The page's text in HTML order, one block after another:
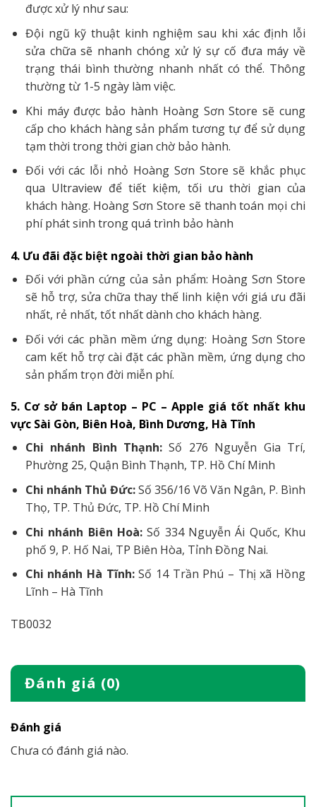
được xử lý như sau:
Đội ngũ kỹ thuật kinh nghiệm sau khi xác định lỗi
sửa chữa sẽ nhanh chóng xử lý sự cố đưa máy về
trạng thái bình thường nhanh nhất có thể. Thông
thường từ 1-5 ngày làm việc.
Khi máy được bảo hành Hoàng Sơn Store sẽ cung
cấp cho khách hàng sản phẩm tương tự để sử dụng
tạm thời trong thời gian chờ bảo hành.
Đối với các lỗi nhỏ Hoàng Sơn Store sẽ khắc phục
qua Ultraview để tiết kiệm, tối ưu thời gian của
khách hàng. Hoàng Sơn Store sẽ thanh toán mọi chi
phí phát sinh trong quá trình bảo hành
4. Ưu đãi đặc biệt ngoài thời gian bảo hành
Đối với phần cứng của sản phẩm: Hoàng Sơn Store
sẽ hỗ trợ, sửa chữa thay thế linh kiện với giá ưu đãi
nhất, rẻ nhất, tốt nhất dành cho khách hàng.
Đối với các phần mềm ứng dụng: Hoàng Sơn Store
cam kết hỗ trợ cài đặt các phần mềm, ứng dụng cho
sản phẩm trọn đời miễn phí.
5. Cơ sở bán Laptop – PC – Apple giá tốt nhất khu
vực Sài Gòn, Biên Hoà, Bình Dương, Hà Tĩnh
Chi nhánh Bình Thạnh:Số 276 Nguyễn Gia Trí,
Phường 25, Quận Bình Thạnh, TP. Hồ Chí Minh
Chi nhánh Thủ Đức:Số 356/16 Võ Văn Ngân, P. Bình
Thọ, TP. Thủ Đức, TP. Hồ Chí Minh
Chi nhánh Biên Hoà:Số 334 Nguyễn Ái Quốc, Khu
phố 9, P. Hố Nai, TP Biên Hòa, Tỉnh Đồng Nai.
Chi nhánh Hà Tĩnh:Số 14 Trần Phú – Thị xã Hồng
Lĩnh – Hà Tĩnh
TB0032
Đánh giá (0)
Đánh giá
Chưa có đánh giá nào.